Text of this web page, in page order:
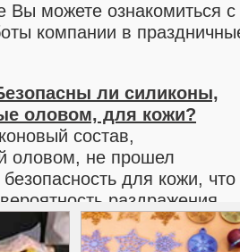
Вы можете ознакомиться с
компании в
8 марта!
с наступающим
женским днем 8 марта!
можно ознакомиться с
компании в
ли силиконы,
оловом, для кожи?
состав,
оловом, не прошел
для кожи, что
раздражения